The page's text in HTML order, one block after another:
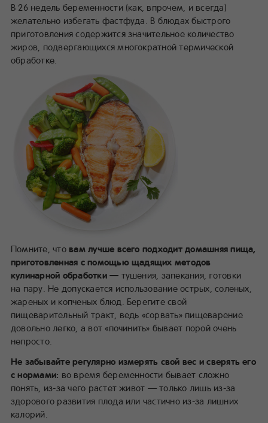
В 26 недель беременности (как, впрочем, и всегда)
желательно избегать фастфуда. В блюдах быстрого
приготовления содержится значительное количество
жиров, подвергающихся многократной термической
обработке.
Помните, чтовам лучше всего подходит домашняя пища,
приготовленная с помощью щадящих методов
кулинарной обработки — тушения, запекания, готовки
на пару. Не допускается использование острых, соленых,
жареных и копченых блюд. Берегите свой
пищеварительный тракт, ведь «сорвать» пищеварение
довольно легко, а вот «починить» бывает порой очень
непросто.
Не забывайте регулярно измерять свой вес и сверять его
с нормами: во время беременности бывает сложно
понять, из-за чего растет живот — только лишь из-за
здорового развития плода или частично из-за лишних
калорий.